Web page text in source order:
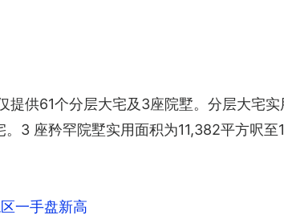
提供61个分层大宅及3座院墅。分层大宅
3 座矜罕院墅实用面积为11,382平方呎至
一手盘新高